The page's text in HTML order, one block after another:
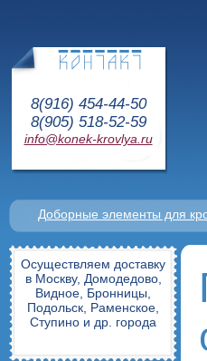
8(916) 454-44-50
8(905) 518-52-59
info@konek-krovlya.ru
Доборные элементы для
Осуществляем доставку
в Москву, Домодедово,
Видное, Бронницы,
Подольск, Раменское,
Ступино и др. города